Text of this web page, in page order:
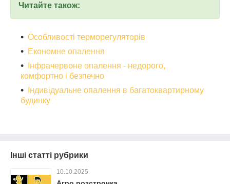
Читайте також:
Особливості терморегуляторів
Економне опалення
Інфрачервоне опалення - недорого,
комфортно і безпечно
Індивідуальне опалення в багатоквартирному
будинку
Інші статті рубрики
10.10.2025